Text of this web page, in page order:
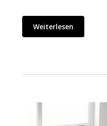
Weiterlesen